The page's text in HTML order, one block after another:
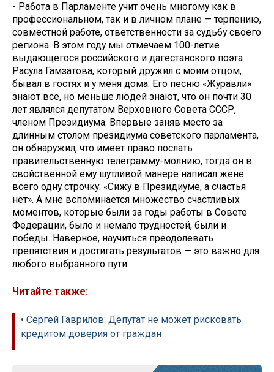
- Работа в Парламенте учит очень многому как в
профессиональном, так и в личном плане — терпению,
совместной работе, ответственности за судьбу своего
региона. В этом году мы отмечаем 100-летие
выдающегося российского и дагестанского поэта
Расула Гамзатова, который дружил с моим отцом,
бывал в гостях и у меня дома. Его песню «Журавли»
знают все, но меньше людей знают, что он почти 30
лет являлся депутатом Верховного Совета СССР,
членом Президиума. Впервые заняв место за
длинным столом президиума советского парламента,
он обнаружил, что имеет право послать
правительственную телеграмму-молнию, тогда он в
свойственной ему шутливой манере написал жене
всего одну строчку: «Сижу в Президиуме, а счастья
нет». А мне вспоминается множество счастливых
моментов, которые были за годы работы в Совете
Федерации, было и немало трудностей, были и
победы. Наверное, научиться преодолевать
препятствия и достигать результатов — это важно для
любого выбранного пути.
Читайте также:
• Сергей Гаврилов: Депутат не может рисковать
кредитом доверия от граждан